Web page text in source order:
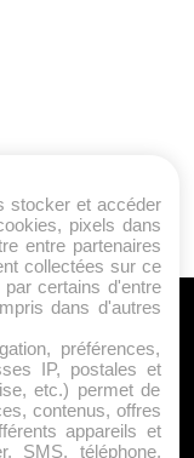
stocker et accéder
pixels dans
entre partenaires
collectées sur ce
certains d'entre
dans d'autres
préférences,
IP, postales et
etc.) permet de
contenus, offres
appareils et
SMS, téléphone,